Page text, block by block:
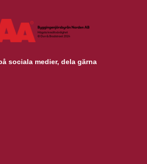
sociala medier, dela gärna